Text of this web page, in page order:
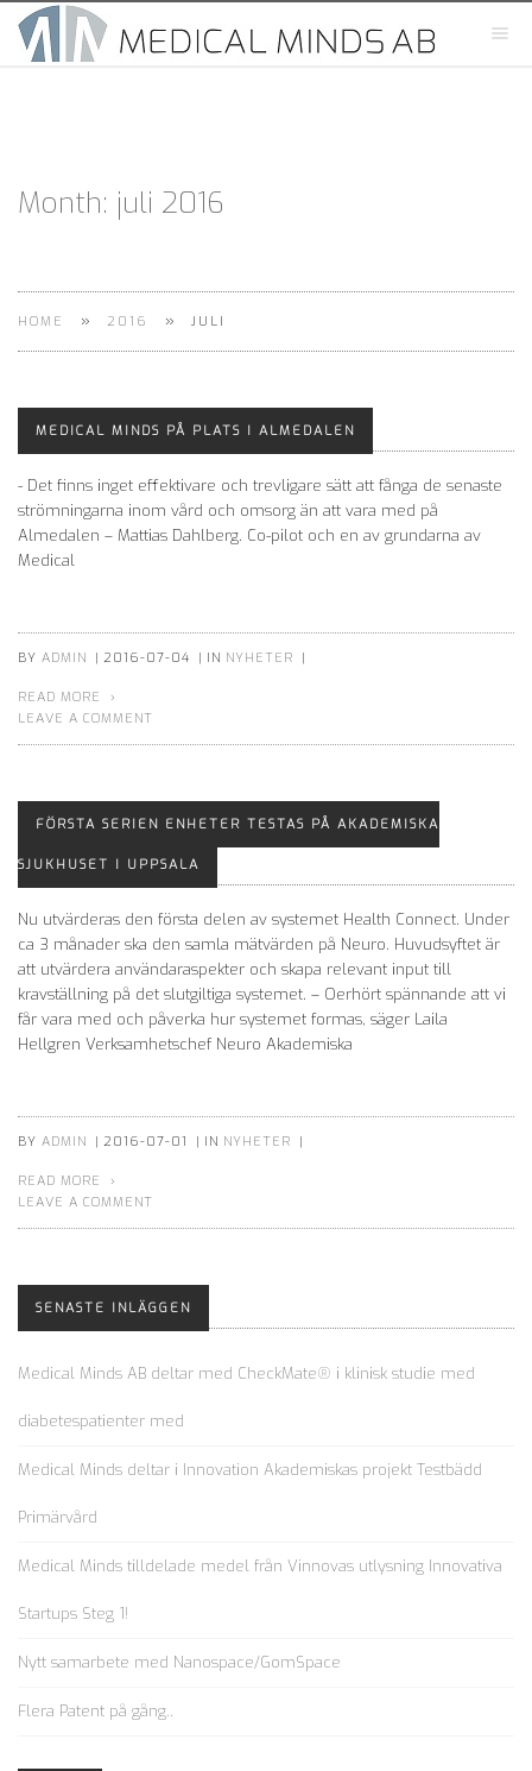
Month: juli 2016
HOME » 2016 » JULI
MEDICAL MINDS PÅ PLATS I ALMEDALEN
- Det finns inget effektivare och trevligare sätt att fånga de senaste
strömningarna inom vård och omsorg än att vara med på
Almedalen – Mattias Dahlberg. Co-pilot och en av grundarna av
Medical
BY ADMIN | 2016-07-04 | IN NYHETER |
READ MORE
LEAVE A COMMENT
FÖRSTA SERIEN ENHETER TESTAS PÅ AKADEMISKA
SJUKHUSET I UPPSALA
Nu utvärderas den första delen av systemet Health Connect. Under
ca 3 månader ska den samla mätvärden på Neuro. Huvudsyftet är
att utvärdera användaraspekter och skapa relevant input till
kravställning på det slutgiltiga systemet. – Oerhört spännande att vi
får vara med och påverka hur systemet formas, säger Laila
Hellgren Verksamhetschef Neuro Akademiska
BY ADMIN | 2016-07-01 | IN NYHETER |
READ MORE
LEAVE A COMMENT
SENASTE INLÄGGEN
Medical Minds AB deltar med CheckMate® i klinisk studie med
diabetespatienter med
Medical Minds deltar i Innovation Akademiskas projekt Testbädd
Primärvård
Medical Minds tilldelade medel från Vinnovas utlysning Innovativa
Startups Steg 1!
Nytt samarbete med Nanospace/GomSpace
Flera Patent på gång..